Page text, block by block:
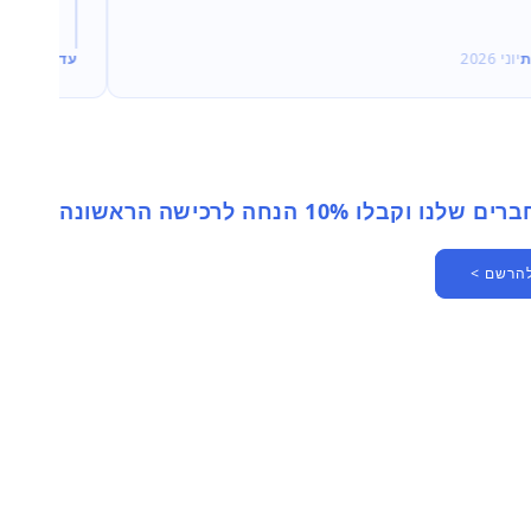
יוני 2026 עדי
10% הנחה לרכישה הראשונה
>